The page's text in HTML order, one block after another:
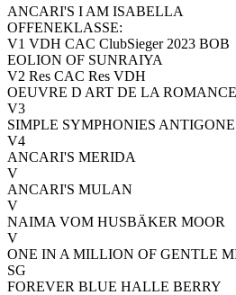
ANCARI'S I AM ISABELLA
OFFENEKLASSE:
V1 VDH CAC ClubSieger 2023 BOB
EOLION OF SUNRAIYA
V2 Res CAC Res VDH
OEUVRE D ART DE LA
V3
SIMPLE SYMPHONIES ANTIGONE
V4
ANCARI'S MERIDA
V
ANCARI'S MULAN
V
NAIMA VOM HUSBÄKER MOOR
V
ONE IN A MILLION OF GENTLE
SG
FOREVER BLUE HALLE BERRY